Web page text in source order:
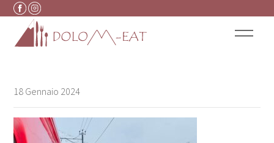
Vai al contenuto
18 Gennaio 2024